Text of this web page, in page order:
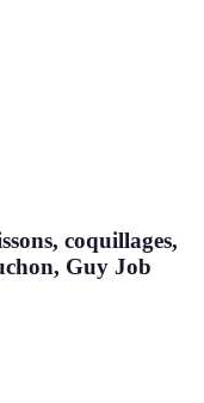
coquillages,
Guy Job